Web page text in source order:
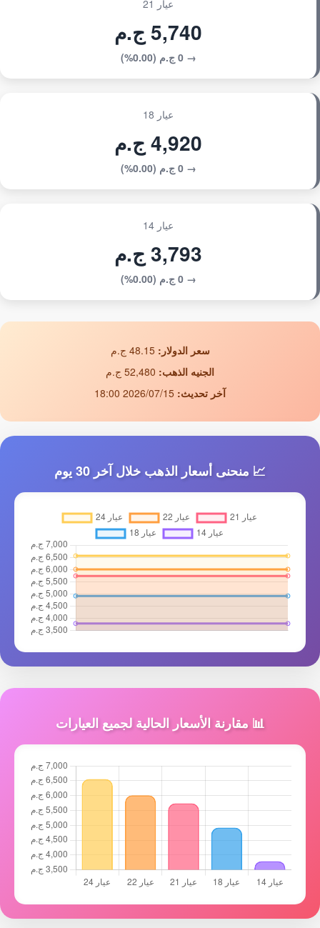
عيار 21
5,740 ج.م
→ 0 ج.م (0.00%)
عيار 18
4,920 ج.م
→ 0 ج.م (0.00%)
عيار 14
3,793 ج.م
→ 0 ج.م (0.00%)
سعر الدولار: 48.15 ج.م
الجنيه الذهب:
آخر تحديث:
📈 منحنى أسعار الذهب خلال آخر 30 يوم
📊 مقارنة الأسعار الحالية لجميع العيارات